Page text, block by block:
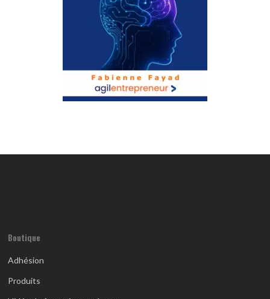
Boutique
Adhésion
Produits